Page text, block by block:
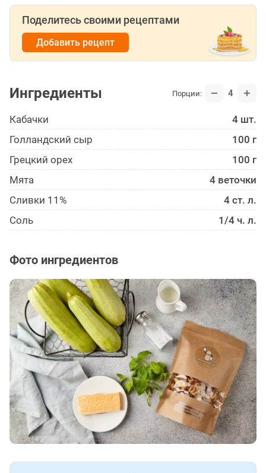
Поделитесь своими рецептами
Добавить рецепт
Ингредиенты Порции: 4
Кабачки
4 шт.
Голландский сыр
100 г
Грецкий орех
100 г
Мята
4 веточки
Сливки 11%
4 ст. л.
Соль
1/4 ч. л.
Фото ингредиентов